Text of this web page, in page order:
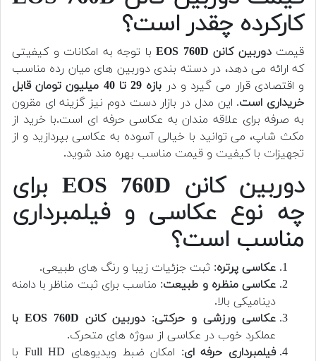
کارکرده چقدر است؟
قیمتدوربین کانن EOS 760D
با توجه به امکانات و کیفیتی
که ارائه می دهد، در دسته بندی دوربین های میان رده مناسب
و اقتصادی قرار می گیرد و در
بازه 29 تا 40 میلیون تومان قابل
خریداری است. این مدل در بازار دست دوم نیز گزینه ای مقرون
به صرفه برای علاقه مندان به عکاسی حرفه ای است.با خرید از
مکث شاپ، می توانید با خیالی آسوده به عکاسی بپردازید و از
تجهیزات با کیفیت و قیمت مناسب بهره مند شوید.
دوربین کانن EOS 760D برای
چه نوع عکاسی و فیلمبرداری
مناسب است؟
عکاسی پرتره: ثبت جزئیات زیبا و رنگ های طبیعی.
عکاسی منظره و طبیعت: مناسب برای ثبت مناظر با دامنه
دینامیکی بالا.
عکاسی ورزشی و حرکتی: دوربین کانن EOS 760D با
عملکرد خوب در عکاسی از سوژه های متحرک.
فیلمبرداری حرفه ای
: امکان ضبط ویدیوهای Full HD با